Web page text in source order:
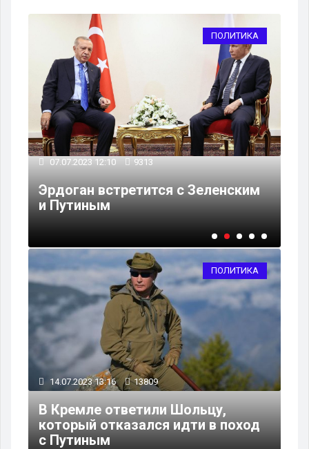
ПОЛИТИКА
07.07.2023 12:10 9313
Эрдоган встретится с Зеленским
и Путиным
ПОЛИТИКА
14.07.2023 13:16 13809
В Кремле ответили Шольцу,
который отказался идти в поход
с Путиным